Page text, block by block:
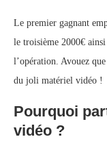
Le premier gagnant
le troisième 2000€ ainsi
l’opération. Avouez
du joli matériel vidéo !
Pourquoi
vidéo ?